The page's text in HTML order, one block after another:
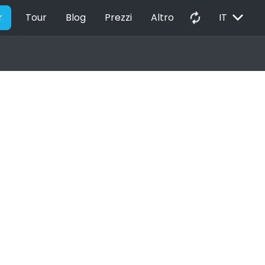
Tour Blog Prezzi Altro autorenew IT EXPAND_MORE